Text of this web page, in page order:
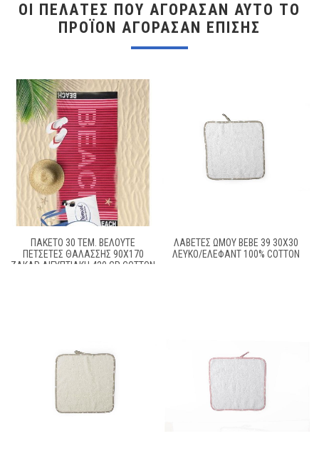
ΟΙ ΠΕΛΆΤΕΣ ΠΟΥ ΑΓΌΡΑΣΑΝ ΑΥΤΌ ΤΟ
ΠΡΟΪΌΝ ΑΓΌΡΑΣΑΝ ΕΠΊΣΗΣ
ΠΑΚΕΤΟ 30 ΤΕΜ. ΒΕΛΟΥΤΕ
ΠΕΤΣΕΤΕΣ ΘΑΛΑΣΣΗΣ 90X170
ΖΑΚΑΡ ΑΙΓΥΠΤΙΑΚΗ 420 GR COTTON
ΛΑΒΕΤΕΣ ΩΜΟΥ BEBE 39 30X30
ΛΕΥΚΌ/ΈΛΕΦΑΝΤ 100% COTTON